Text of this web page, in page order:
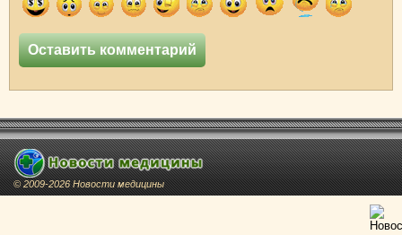
© 2009-2026 Новости медицины